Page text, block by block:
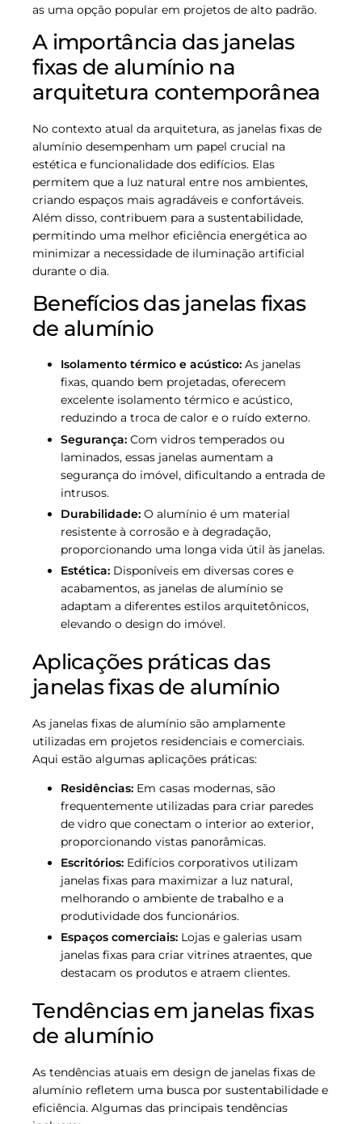
as uma opção popular em projetos de alto padrão.
A importância das janelas
fixas de alumínio na
arquitetura contemporânea
No contexto atual da arquitetura, as janelas fixas de
alumínio desempenham um papel crucial na
estética e funcionalidade dos edifícios. Elas
permitem que a luz natural entre nos ambientes,
criando espaços mais agradáveis e confortáveis.
Além disso, contribuem para a sustentabilidade,
permitindo uma melhor eficiência energética ao
minimizar a necessidade de iluminação artificial
durante o dia.
Benefícios das janelas fixas
de alumínio
Isolamento térmico e acústico: As janelas
fixas, quando bem projetadas, oferecem
excelente isolamento térmico e acústico,
reduzindo a troca de calor e o ruído externo.
Segurança: Com vidros temperados ou
laminados, essas janelas aumentam a
segurança do imóvel, dificultando a entrada de
intrusos.
Durabilidade: O alumínio é um material
resistente à corrosão e à degradação,
proporcionando uma longa vida útil às janelas.
Estética: Disponíveis em diversas cores e
acabamentos, as janelas de alumínio se
adaptam a diferentes estilos arquitetônicos,
elevando o design do imóvel.
Aplicações práticas das
janelas fixas de alumínio
As janelas fixas de alumínio são amplamente
utilizadas em projetos residenciais e comerciais.
Aqui estão algumas aplicações práticas:
Residências: Em casas modernas, são
frequentemente utilizadas para criar paredes
de vidro que conectam o interior ao exterior,
proporcionando vistas panorâmicas.
Escritórios: Edifícios corporativos utilizam
janelas fixas para maximizar a luz natural,
melhorando o ambiente de trabalho e a
produtividade dos funcionários.
Espaços comerciais: Lojas e galerias usam
janelas fixas para criar vitrines atraentes, que
destacam os produtos e atraem clientes.
Tendências em janelas fixas
de alumínio
As tendências atuais em design de janelas fixas de
alumínio refletem uma busca por sustentabilidade e
eficiência. Algumas das principais tendências